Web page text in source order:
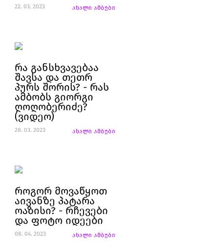
22. 03. 2023 ახალი ამბები
რა განსხვავებაა
შავსა და თეთრ
პურს შორის? - რას
ამბობს გიორგი
ღოღობერიძე?
(ვიდეო)
28. 03. 2023 ახალი ამბები
როგორ მოვაწყოთ
აივანზე პატარა
ოაზისი? - რჩევები
და ფოტო იდეები
08. 04. 2023 ახალი ამბები